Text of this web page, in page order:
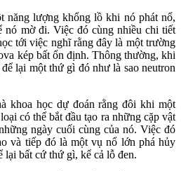
năng lượng khổng lồ khi nó phát nổ,
nó mờ đi. Việc đó cùng nhiều chi tiết
tới việc nghĩ rằng đây là một trường
kép bất ổn định. Thông thường, khi
lại một thứ gì đó như là sao neutron
khoa học dự đoán rằng đôi khi một
có thể bắt đầu tạo ra những cặp vật
ngày cuối cùng của nó. Việc đó
và tiếp đó là một vụ nổ lớn phá hủy
lại bất cứ thứ gì, kể cả lỗ đen.